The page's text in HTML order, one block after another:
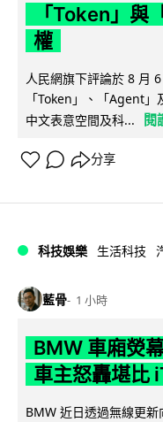
「Token」與
權
人民網旗下評論於 8 月
「Token」、「Agent
中文表意空間及科...
閱
分享
科技娛樂 生活科技
藍骨 1 小時
BMW 車廂熒
車主怒轟堪比
BMW 近日透過無線更